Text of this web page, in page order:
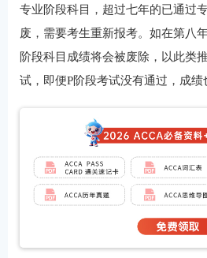
专业阶段科目，超过七年的已通过
废，需要考生重新报考。如在第八
阶段科目成绩将会被废除，以此类
试，即便P阶段考试没有通过，成绩